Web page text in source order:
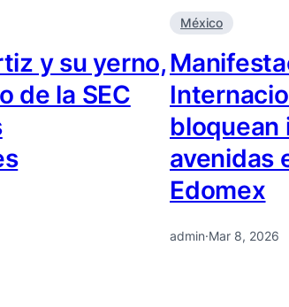
y su yerno,
de la SEC
México
avenidas
Edomex
admin·Mar 8, 2026